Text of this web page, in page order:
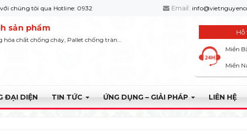
tôi qua Hotline: 0932 664422 Email:
sản phẩm
chất chống cháy, Pallet chống tràn...
Hỗ
Miền
Miền
ĐẠI DIỆN TIN TỨC ỨNG DỤNG – GIẢI PHÁP LIÊN HỆ